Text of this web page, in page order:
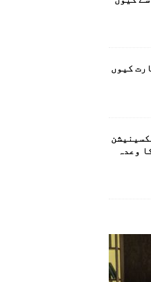
کیوں
کا وعدہ